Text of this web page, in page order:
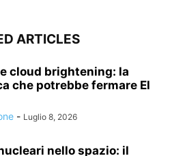
ARTICLES
cloud brightening: la
che potrebbe fermare El
- Luglio 8, 2026
nello spazio: il